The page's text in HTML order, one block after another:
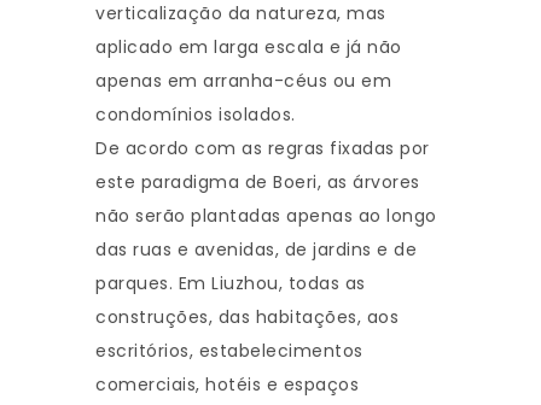
verticalização da natureza, mas
aplicado em larga escala e já não
apenas em arranha-céus ou em
condomínios isolados.
De acordo com as regras fixadas por
este paradigma de Boeri, as árvores
não serão plantadas apenas ao longo
das ruas e avenidas, de jardins e de
parques. Em Liuzhou, todas as
construções, das habitações, aos
escritórios, estabelecimentos
comerciais, hotéis e espaços